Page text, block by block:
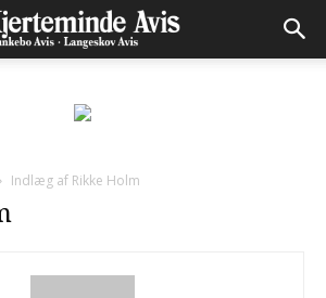
Indlæg af Rikke Holm